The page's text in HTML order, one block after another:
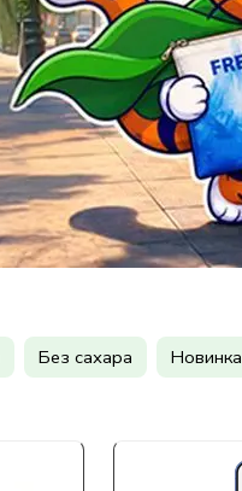
Без сахара Новинка